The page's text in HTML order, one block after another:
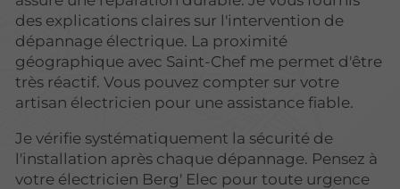
des explications claires sur l'intervention de
dépannage électrique. La proximité
géographique avec Saint-Chef me permet d'être
très réactif. Vous pouvez compter sur votre
artisan électricien pour une assistance fiable.
Je vérifie systématiquement la sécurité de
l'installation après chaque dépannage. Pensez à
votre électricien Berg' Elec pour toute urgence